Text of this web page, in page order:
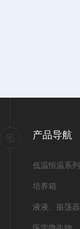
产品导航
低温恒温系列
培养箱
液液、振荡器